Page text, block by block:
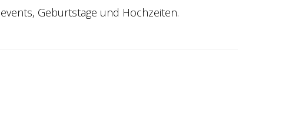
Geburtstage und Hochzeiten.